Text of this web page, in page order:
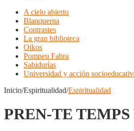
A cielo abierto
Blanquerna
Contrastes
La gran biblioteca
Oikos
Pompeu Fabra
Sabidurías
Universidad y acción
Inicio/Espiritualidad/Espiritualidad
PREN-TE